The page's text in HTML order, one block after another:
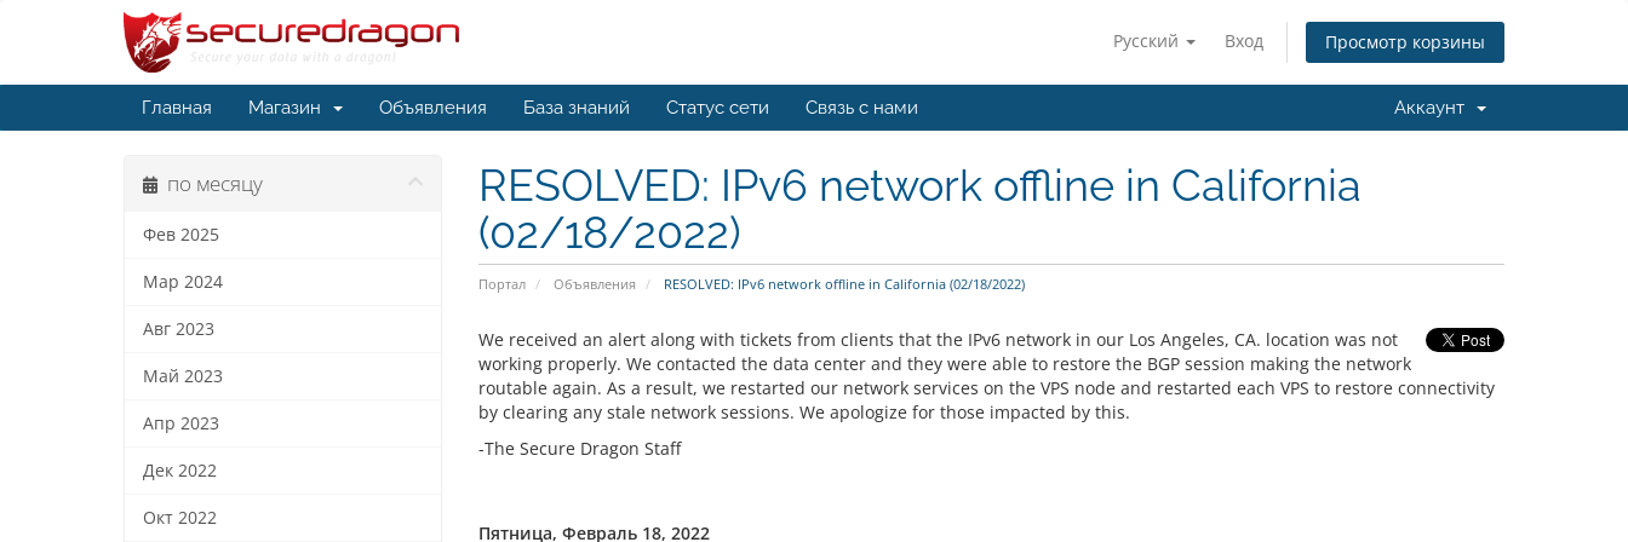
Русский Вход Просмотр корзины
Главная Магазин Объявления База знаний Статус сети Связь с нами Аккаунт
RESOLVED: IPv6 network offline in California
(02/18/2022)
Портал Объявления RESOLVED: IPv6 network offline in California (02/18/2022)
по месяцу
Фев 2025
Мар 2024
Авг 2023
Май 2023
Апр 2023
Дек 2022
Окт 2022
We received an alert along with tickets from clients that the IPv6 network in our Los Angeles, CA. location was not
working properly. We contacted the data center and they were able to restore the BGP session making the network
routable again. As a result, we restarted our network services on the VPS node and restarted each VPS to restore connectivity
by clearing any stale network sessions. We apologize for those impacted by this.
-The Secure Dragon Staff
Пятница, Февраль 18, 2022